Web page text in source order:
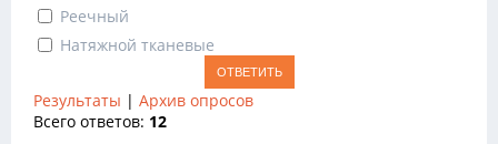
Реечный
Натяжной тканевые
Результаты | Архив опросов
Всего ответов: 12